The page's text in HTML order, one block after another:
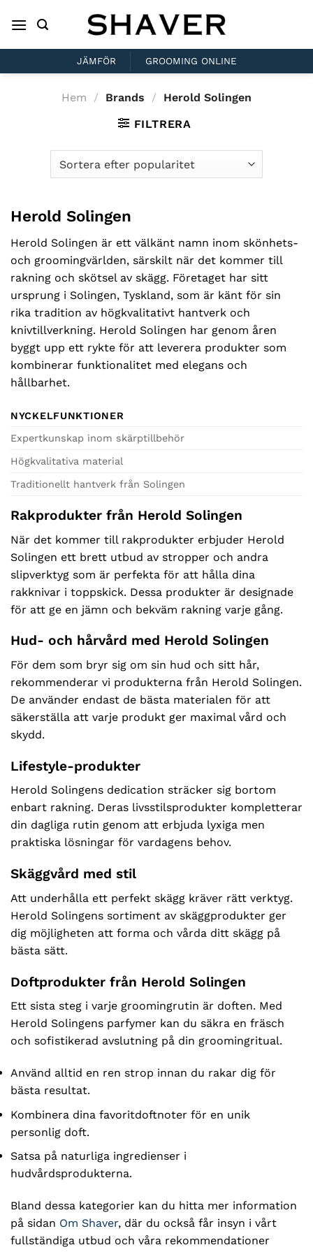
JÄMFÖR GROOMING ONLINE
Hem / Brands /
Herold Solingen
FILTRERA
Herold Solingen
Herold Solingen är ett välkänt namn inom skönhets-
och groomingvärlden, särskilt när det kommer till
rakning och skötsel av skägg. Företaget har sitt
ursprung i Solingen, Tyskland, som är känt för sin
rika tradition av högkvalitativt hantverk och
knivtillverkning. Herold Solingen har genom åren
byggt upp ett rykte för att leverera produkter som
kombinerar funktionalitet med elegans och
hållbarhet.
NYCKELFUNKTIONER
Expertkunskap inom skärptillbehör
Högkvalitativa material
Traditionellt hantverk från Solingen
Rakprodukter från Herold Solingen
När det kommer till rakprodukter erbjuder Herold
Solingen ett brett utbud av stropper och andra
slipverktyg som är perfekta för att hålla dina
rakknivar i toppskick. Dessa produkter är designade
för att ge en jämn och bekväm rakning varje gång.
Hud- och hårvård med Herold Solingen
För dem som bryr sig om sin hud och sitt hår,
rekommenderar vi produkterna från Herold Solingen.
De använder endast de bästa materialen för att
säkerställa att varje produkt ger maximal vård och
skydd.
Lifestyle-produkter
Herold Solingens dedication sträcker sig bortom
enbart rakning. Deras livsstilsprodukter kompletterar
din dagliga rutin genom att erbjuda lyxiga men
praktiska lösningar för vardagens behov.
Skäggvård med stil
Att underhålla ett perfekt skägg kräver rätt verktyg.
Herold Solingens sortiment av skäggprodukter ger
dig möjligheten att forma och vårda ditt skägg på
bästa sätt.
Doftprodukter från Herold Solingen
Ett sista steg i varje groomingrutin är doften. Med
Herold Solingens parfymer kan du säkra en fräsch
och sofistikerad avslutning på din groomingritual.
Använd alltid en ren strop innan du rakar dig för
bästa resultat.
Kombinera dina favoritdoftnoter för en unik
personlig doft.
Satsa på naturliga ingredienser i
hudvårdsprodukterna.
Bland dessa kategorier kan du hitta mer information
på sidan Om Shaver, där du också får insyn i vårt
fullständiga utbud och våra rekommendationer